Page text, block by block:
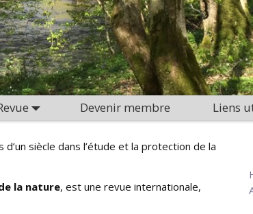
Devenir membre Liens
siècle dans l’étude et la protection de la
la nature, est une revue internationale,